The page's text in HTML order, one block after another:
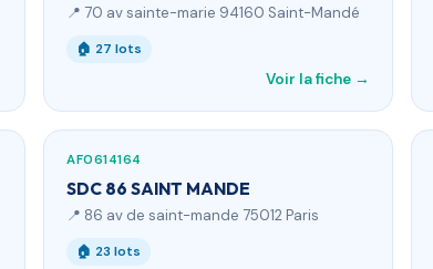
📍 70 av sainte-marie 94160 Saint-Mandé
🏠 27 lots
Voir la fiche →
AF0614164
SDC 86 SAINT MANDE
📍 86 av de saint-mande 75012 Paris
🏠 23 lots